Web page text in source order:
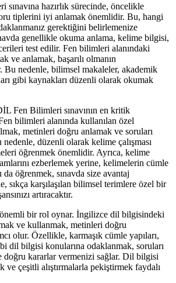
hazırlık sürecinde, öncelikle
tiplerini iyi anlamak önemlidir. Bu, hangi
gerektiğini belirlemenize
genellikle okuma anlama, kelime bilgisi,
test edilir. Fen bilimleri alanındaki
ve anlamak, başarılı olmanın
Bu nedenle, bilimsel makaleler, akademik
gibi kaynakları düzenli olarak okumak
Fen Bilimleri sınavının en kritik
bilimleri alanında kullanılan özel
metinleri doğru anlamak ve soruları
düzenli olarak kelime çalışması
öğrenmek önemlidir. Ayrıca, kelime
ezberlemek yerine, kelimelerin cümle
da öğrenmek, sınavda size avantaj
sıkça karşılaşılan bilimsel terimlere özel bir
artıracaktır.
bir rol oynar. İngilizce dil bilgisindeki
ve kullanmak, metinleri doğru
olur. Özellikle, karmaşık cümle yapıları,
dil bilgisi konularına odaklanmak, soruları
doğru kararlar vermenizi sağlar. Dil bilgisi
ve çeşitli alıştırmalarla pekiştirmek faydalı